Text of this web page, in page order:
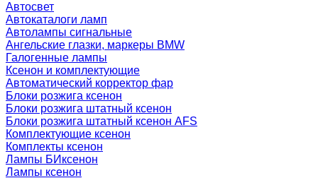
Автосвет
Автокаталоги ламп
Автолампы сигнальные
Ангельские глазки, маркеры BMW
Галогенные лампы
Ксенон и комплектующие
Автоматический корректор фар
Блоки розжига ксенон
Блоки розжига штатный ксенон
Блоки розжига штатный ксенон AFS
Комплектующие ксенон
Комплекты ксенон
Лампы БИксенон
Лампы ксенон